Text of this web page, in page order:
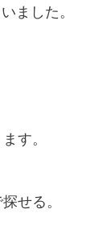
ました。
す。
せる。